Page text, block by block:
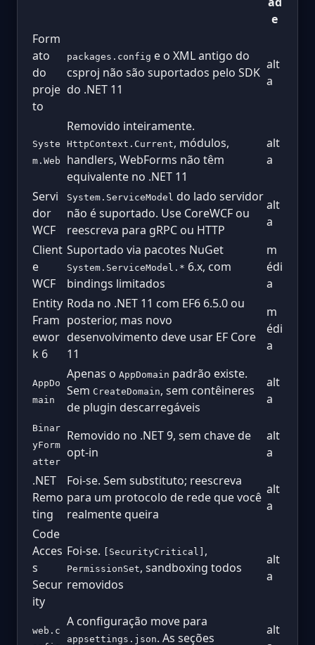
e
Form
ato
do
proje
to
packages.config e o XML antigo do
csproj não são suportados pelo SDK
do .NET 11
alt
a
Syste
m.Web
Removido inteiramente.
HttpContext.Current, módulos,
handlers, WebForms não têm
equivalente no .NET 11
alt
a
Servi
dor
WCF
System.ServiceModel do lado servidor
não é suportado. Use CoreWCF ou
reescreva para gRPC ou HTTP
alt
a
Client
e
WCF
Suportado via pacotes NuGet
System.ServiceModel.* 6.x, com
bindings limitados
m
édi
a
Entity
Fram
ewor
k 6
Roda no .NET 11 com EF6 6.5.0 ou
posterior, mas novo
desenvolvimento deve usar EF Core
11
m
édi
a
AppDo
main
Apenas o AppDomain padrão existe.
Sem CreateDomain, sem contêineres
de plugin descarregáveis
alt
a
Binar
yForm
atter
Removido no .NET 9, sem chave de
opt-in
alt
a
.NET
Remo
ting
Foi-se. Sem substituto; reescreva
para um protocolo de rede que você
realmente queira
alt
a
Code
Acces
s
Secur
ity
Foi-se. [SecurityCritical] ,
PermissionSet, sandboxing todos
removidos
alt
a
web.c
A configuração move para
appsettings.json. As seções
alt